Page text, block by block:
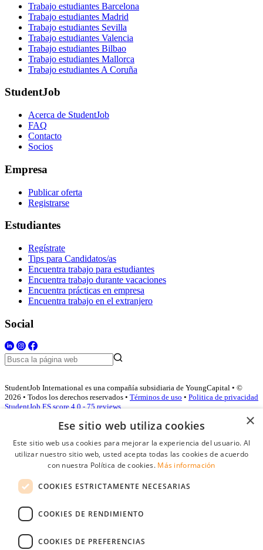
Trabajo estudiantes Barcelona
Trabajo estudiantes Madrid
Trabajo estudiantes Sevilla
Trabajo estudiantes Valencia
Trabajo estudiantes Bilbao
Trabajo estudiantes Mallorca
Trabajo estudiantes A Coruña
StudentJob
Acerca de StudentJob
FAQ
Contacto
Socios
Empresa
Publicar oferta
Registrarse
Estudiantes
Regístrate
Tips para Candidatos/as
Encuentra trabajo para estudiantes
Encuentra trabajo durante vacaciones
Encuentra prácticas en empresa
Encuentra trabajo en el extranjero
Social
StudentJob International es una compañía subsidiaria de YoungCapital • ©
2026 • Todos los derechos reservados • Términos de uso • Politica de privacidad
StudentJob ES score 4.0 - 75 reviews
Acceso empresas
Contraseña
Recordarme
Conectarse
×
Ese sitio web utiliza cookies
Este sitio web usa cookies para mejorar la experiencia del usuario. Al
utilizar nuestro sitio web, usted acepta todas las cookies de acuerdo
con nuestra Política de cookies. Más información
COOKIES ESTRICTAMENTE NECESARIAS
COOKIES DE RENDIMIENTO
COOKIES DE PREFERENCIAS